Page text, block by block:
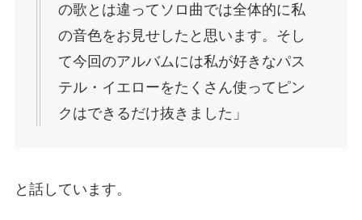
の歌とは違ってソロ曲では全体的に私
の音色をお見せしたと思います。そし
て今回のアルバムには私が好きなパス
テル・イエローをたくさん使ってピン
クはできるだけ抜きました」
と話しています。